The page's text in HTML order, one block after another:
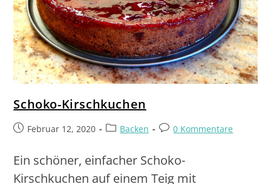
Schoko-Kirschkuchen
Februar 12, 2020 Backen 0 Kommentare
Ein schöner, einfacher Schoko-
Kirschkuchen auf einem Teig mit